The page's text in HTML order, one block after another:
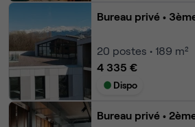
Bureau privé •
20 postes • 189 m²
4 335 €
Dispo
Bureau privé •